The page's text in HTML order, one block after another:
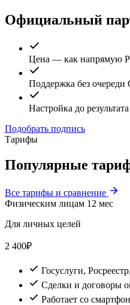
Официальный
Цена — как напрямую
Поддержка без очереди
Настройка до результата
Подобрать подпись
Тарифы
Популярные
Все тарифы и сравнение
Физическим лицам 12 мес
Для личных целей
2 400₽
Госуслуги,
Сделки и договоры
Работает со